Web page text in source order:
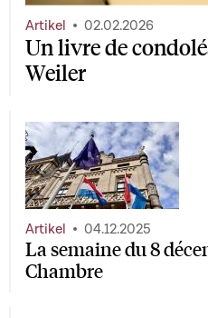
Un livre de
Weiler
Artikel 02.02.2026
La semaine du 8
Chambre
Artikel 04.12.2025